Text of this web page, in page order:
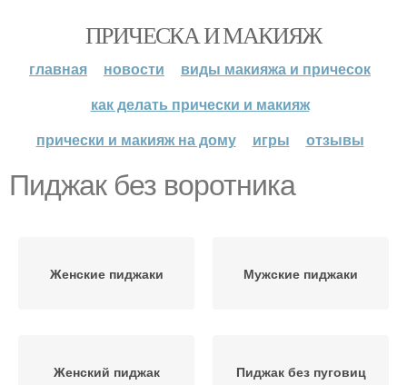
ПРИЧЕСКА И МАКИЯЖ
главная новости
виды макияжа и причесок
как делать прически и макияж
прически и макияж на дому
игры отзывы
Пиджак без воротника
Женские пиджаки Мужские пиджаки
Женский пиджак Пиджак без пуговиц